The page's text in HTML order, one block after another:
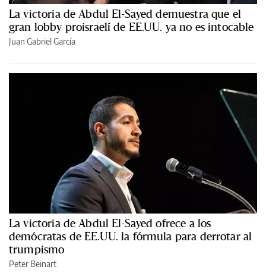
La victoria de Abdul El-Sayed demuestra que el
gran lobby proisraelí de EE.UU. ya no es intocable
Juan Gabriel García
La victoria de Abdul El-Sayed ofrece a los
demócratas de EE.UU. la fórmula para derrotar al
trumpismo
Peter Beinart